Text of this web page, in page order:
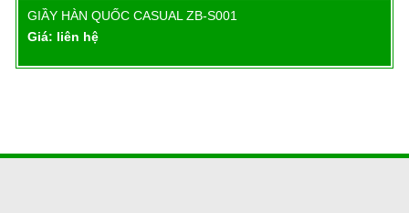
Chi tiết
GIẦY HÀN QUỐC CASUAL ZB-S001
Giá: liên hệ